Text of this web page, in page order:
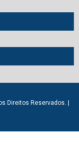
Direitos Reservados. |